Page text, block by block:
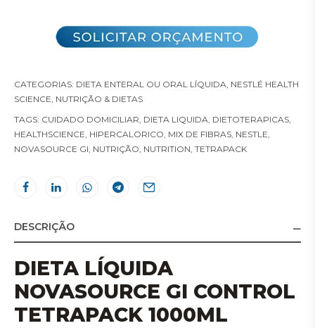
CATEGORIAS: DIETA ENTERAL OU ORAL LÍQUIDA, NESTLÉ HEALTH
SCIENCE, NUTRIÇÃO & DIETAS
TAGS: CUIDADO DOMICILIAR, DIETA LIQUIDA, DIETOTERAPICAS,
HEALTHSCIENCE, HIPERCALORICO, MIX DE FIBRAS, NESTLE,
NOVASOURCE GI, NUTRIÇÃO, NUTRITION, TETRAPACK
DESCRIÇÃO
DIETA LÍQUIDA
NOVASOURCE GI CONTROL
TETRAPACK 1000ML